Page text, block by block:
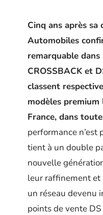
Cinq ans après sa
Automobiles
remarquable
CROSSBACK et
classent
modèles premium
France, dans
performance n’est
tient à un double
nouvelle
leur raffinement et
un réseau devenu
points de vente